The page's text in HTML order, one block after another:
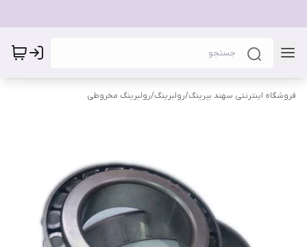
فروشگاه اینترنتی سهند بیرینگ/رولبرینگ/رولبرینگ مخروطی